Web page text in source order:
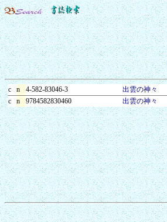
c n 4-582-83046-3 出雲の神々
c
n 9784582830460 出雲の神々